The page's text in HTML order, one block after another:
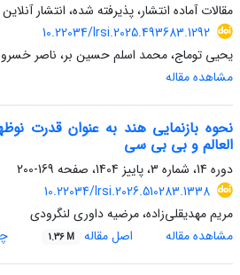
مقالات آماده انتشار، پذیرفته شده، انتشار آنلاین
10.22034/lrsi.2025.493683.1292
یحیی توماج، محمد اسلم حسین بر، ناصر
مشاهده مقاله
نحوه بازنمایی هند به عنوان قدرت
العالم و بی بی سی
دوره 14، شماره 3، پاییز 1404، صفحه
169-200
10.22034/lrsi.2026.510283.1338
مریم مهدیقلی‌زاده، مرضیه داوری لنگرودی
مشاهده مقاله
اصل مقاله 1.36 M